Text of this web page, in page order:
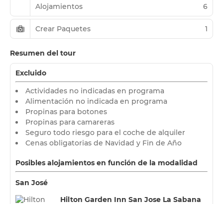
Alojamientos 6
Crear Paquetes 1
Resumen del tour
Excluido
Actividades no indicadas en programa
Alimentación no indicada en programa
Propinas para botones
Propinas para camareras
Seguro todo riesgo para el coche de alquiler
Cenas obligatorias de Navidad y Fin de Año
Posibles alojamientos en función de la modalidad
San José
Hilton Garden Inn San Jose La Sabana